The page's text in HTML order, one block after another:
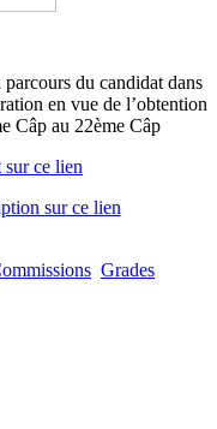
du candidat dans
en vue de l’obtention
Câp au 22ème Câp
sur ce lien
sur ce lien
Grades